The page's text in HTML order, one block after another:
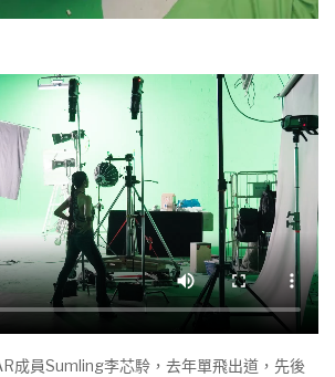
成員Sumling李芯駖，去年單飛出道，先後